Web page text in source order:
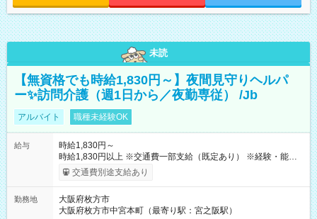
未読
【無資格でも時給1,830円～】夜間見守りヘルパ
ー✨訪問介護（週1日から／夜勤専従） /Jb
アルバイト 職種未経験OK
給与
時給1,830円～
時給1,830円以上 ※交通費一部支給（既定あり） ※経験・能力を
考慮して決定します 【収入例】 週1回勤務の場合：1,830円×8時
間×4回=5万8,560円 週3回勤務の場合：1,830円×8時間×12回
月 ※ 雇用形態と給与に、本採用時と異なる部分があります。 雇
用形態：本採用時と同じです。 給与：時給 1,610円以上
交通費別途支給あり
勤務地
大阪府枚方市
大阪府枚方市中宮本町（最寄り駅：宮之阪駅）